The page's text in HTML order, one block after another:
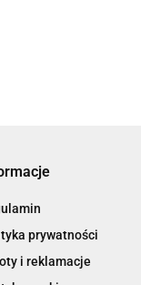
prywatności
i reklamacje